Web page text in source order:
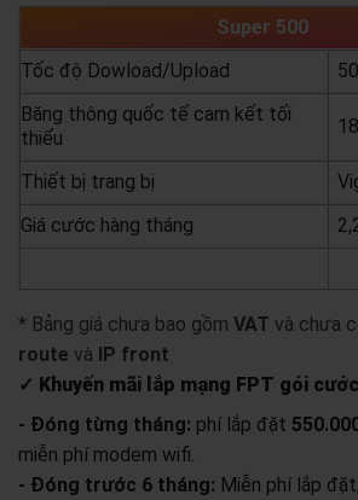
Super 500
Tốc độ Dowload/Upload
Băng thông quốc tế cam kết tối
thiểu
Thiết bị trang bị
Giá cước hàng tháng
* Bảng giá chưa bao gồm VAT và chưa
route và IP front
✓ Khuyến mãi lắp mạng FPT gói
- Đóng từng tháng: phí lắp đặt
miễn phí modem wifi.
- Đóng trước 6 tháng: Miễn phí lắp